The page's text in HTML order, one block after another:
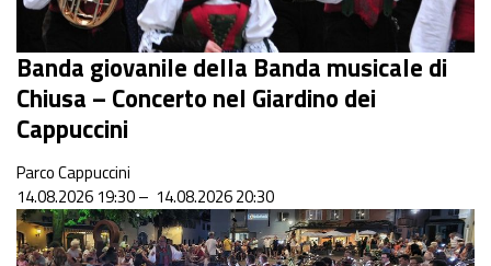
Banda giovanile della Banda musicale di
Chiusa – Concerto nel Giardino dei
Cappuccini
Parco Cappuccini
14.08.2026 19:30 – 14.08.2026 20:30